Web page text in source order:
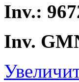
Inv.:
Inv.